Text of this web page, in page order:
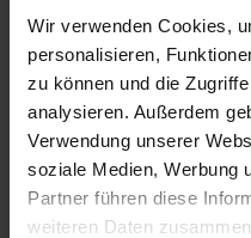
Wir verwenden Cookies,
personalisieren,
zu können und die
analysieren. Außerdem
Verwendung unserer
soziale Medien, Werbung
Partner führen diese
weiteren Daten
einen umfassenden
epigraphische oder
fassbaren Personen,
Provinz Noricum
einmal für längere oder
haben. Die Personen
und Cognomina